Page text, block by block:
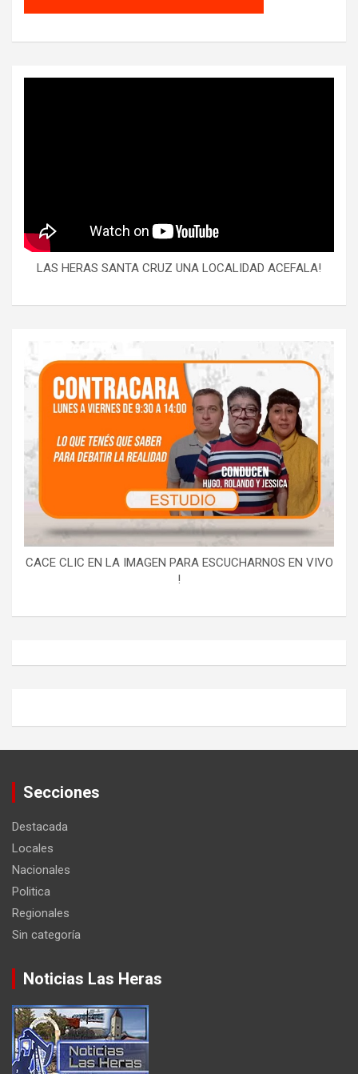
LAS HERAS SANTA CRUZ UNA LOCALIDAD ACEFALA!
CACE CLIC EN LA IMAGEN PARA ESCUCHARNOS EN VIVO
!
Secciones
Destacada
Locales
Nacionales
Politica
Regionales
Sin categoría
Noticias Las Heras